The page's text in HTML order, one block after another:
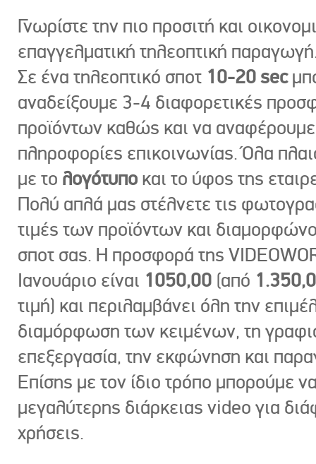
Γνωρίστε την πιο προσιτή και
επαγγελματική τηλεοπτική
Σε ένα τηλεοπτικό σποτ 10-20 sec
αναδείξουμε 3-4 διαφορετικές
προϊόντων καθώς και να
πληροφορίες επικοινωνίας. Όλα
με το λογότυπο και το ύφος της
Πολύ απλά μας στέλνετε τις
τιμές των προϊόντων και
σποτ σας. Η προσφορά της
Ιανουάριο είναι 1050,00 (από
τιμή) και περιλαμβάνει όλη την
διαμόρφωση των κειμένων, τη
επεξεργασία, την εκφώνηση και
Επίσης με τον ίδιο τρόπο μπορούμε
μεγαλύτερης διάρκειας video για
χρήσεις.